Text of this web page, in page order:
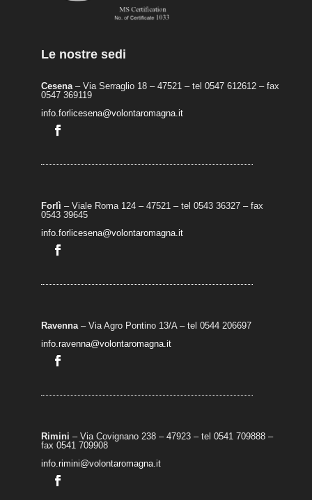
Le nostre sedi
Cesena– Via Serraglio 18 – 47521 – tel 0547 612612 – fax
0547 369119
info.forlicesena@volontaromagna.it
Forlì – Viale Roma 124 – 47521 – tel 0543 36327 – fax
0543 39645
info.forlicesena@volontaromagna.it
Ravenna– Via Agro Pontino 13/A– tel 0544 206697
info.ravenna@volontaromagna.it
Rimini – Via Covignano 238 – 47923 – tel 0541 709888 –
fax 0541 709908
info.rimini@volontaromagna.it